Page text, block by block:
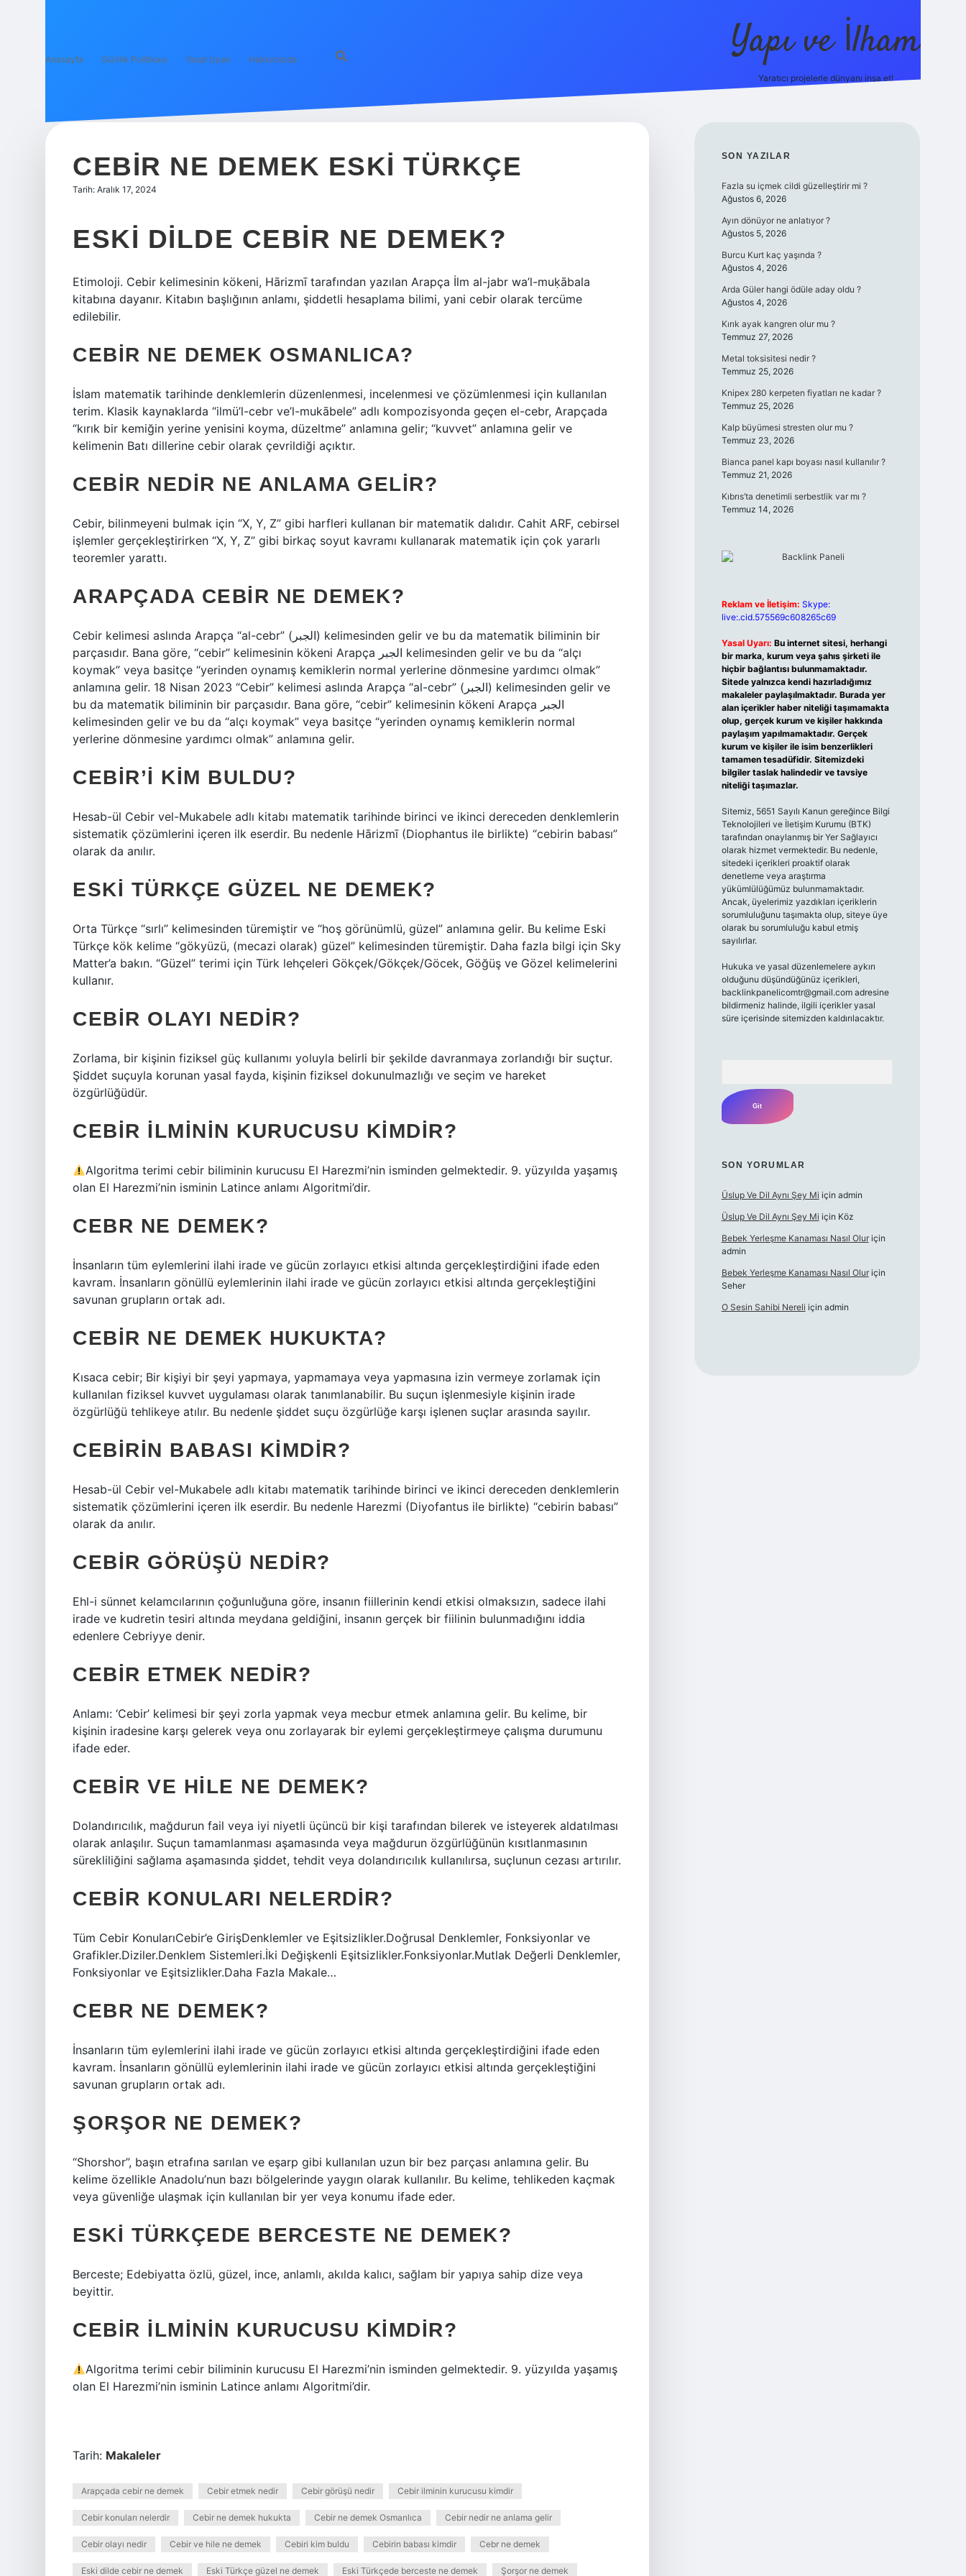
Anasayfa Gizlilik Politikası Yasal Uyarı Hakkımızda Yapı ve İlham
Yaratıcı projelerle dünyanı inşa et!
CEBIR NE DEMEK ESKI TÜRKÇE
Tarih: Aralık 17, 2024
ESKI DILDE CEBIR NE DEMEK?
Etimoloji. Cebir kelimesinin kökeni, Hārizmī tarafından yazılan Arapça İlm al-jabr wa’l-muḳābala
kitabına dayanır. Kitabın başlığının anlamı, şiddetli hesaplama bilimi, yani cebir olarak tercüme
edilebilir.
CEBIR NE DEMEK OSMANLICA?
İslam matematik tarihinde denklemlerin düzenlenmesi, incelenmesi ve çözümlenmesi için kullanılan
terim. Klasik kaynaklarda “ilmü’l-cebr ve’l-mukābele” adlı kompozisyonda geçen el-cebr, Arapçada
“kırık bir kemiğin yerine yenisini koyma, düzeltme” anlamına gelir; “kuvvet” anlamına gelir ve
kelimenin Batı dillerine cebir olarak çevrildiği açıktır.
CEBIR NEDIR NE ANLAMA GELIR?
Cebir, bilinmeyeni bulmak için “X, Y, Z” gibi harfleri kullanan bir matematik dalıdır. Cahit ARF, cebirsel
işlemler gerçekleştirirken “X, Y, Z” gibi birkaç soyut kavramı kullanarak matematik için çok yararlı
teoremler yarattı.
ARAPÇADA CEBIR NE DEMEK?
Cebir kelimesi aslında Arapça “al-cebr” (الجبر) kelimesinden gelir ve bu da matematik biliminin bir
parçasıdır. Bana göre, “cebir” kelimesinin kökeni Arapça الجبر kelimesinden gelir ve bu da “alçı
koymak” veya basitçe “yerinden oynamış kemiklerin normal yerlerine dönmesine yardımcı olmak”
anlamına gelir. 18 Nisan 2023 “Cebir” kelimesi aslında Arapça “al-cebr” (الجبر) kelimesinden gelir ve
bu da matematik biliminin bir parçasıdır. Bana göre, “cebir” kelimesinin kökeni Arapça الجبر
kelimesinden gelir ve bu da “alçı koymak” veya basitçe “yerinden oynamış kemiklerin normal
yerlerine dönmesine yardımcı olmak” anlamına gelir.
CEBIR’I KIM BULDU?
Hesab-ül Cebir vel-Mukabele adlı kitabı matematik tarihinde birinci ve ikinci dereceden denklemlerin
sistematik çözümlerini içeren ilk eserdir. Bu nedenle Hārizmī (Diophantus ile birlikte) “cebirin babası”
olarak da anılır.
ESKI TÜRKÇE GÜZEL NE DEMEK?
Orta Türkçe “sırlı” kelimesinden türemiştir ve “hoş görünümlü, güzel” anlamına gelir. Bu kelime Eski
Türkçe kök kelime “gökyüzü, (mecazi olarak) güzel” kelimesinden türemiştir. Daha fazla bilgi için Sky
Matter’a bakın. “Güzel” terimi için Türk lehçeleri Gökçek/Gökçek/Göcek, Göğüş ve Gözel kelimelerini
kullanır.
CEBIR OLAYI NEDIR?
Zorlama, bir kişinin fiziksel güç kullanımı yoluyla belirli bir şekilde davranmaya zorlandığı bir suçtur.
Şiddet suçuyla korunan yasal fayda, kişinin fiziksel dokunulmazlığı ve seçim ve hareket
özgürlüğüdür.
CEBIR ILMININ KURUCUSU KIMDIR?
Algoritma terimi cebir biliminin kurucusu El Harezmi’nin isminden gelmektedir. 9. yüzyılda yaşamış
olan El Harezmi’nin isminin Latince anlamı Algoritmi’dir.
CEBR NE DEMEK?
İnsanların tüm eylemlerini ilahi irade ve gücün zorlayıcı etkisi altında gerçekleştirdiğini ifade eden
kavram. İnsanların gönüllü eylemlerinin ilahi irade ve gücün zorlayıcı etkisi altında gerçekleştiğini
savunan grupların ortak adı.
CEBIR NE DEMEK HUKUKTA?
Kısaca cebir; Bir kişiyi bir şeyi yapmaya, yapmamaya veya yapmasına izin vermeye zorlamak için
kullanılan fiziksel kuvvet uygulaması olarak tanımlanabilir. Bu suçun işlenmesiyle kişinin irade
özgürlüğü tehlikeye atılır. Bu nedenle şiddet suçu özgürlüğe karşı işlenen suçlar arasında sayılır.
CEBIRIN BABASI KIMDIR?
Hesab-ül Cebir vel-Mukabele adlı kitabı matematik tarihinde birinci ve ikinci dereceden denklemlerin
sistematik çözümlerini içeren ilk eserdir. Bu nedenle Harezmi (Diyofantus ile birlikte) “cebirin babası”
olarak da anılır.
CEBIR GÖRÜŞÜ NEDIR?
Ehl-i sünnet kelamcılarının çoğunluğuna göre, insanın fiillerinin kendi etkisi olmaksızın, sadece ilahi
irade ve kudretin tesiri altında meydana geldiğini, insanın gerçek bir fiilinin bulunmadığını iddia
edenlere Cebriyye denir.
CEBIR ETMEK NEDIR?
Anlamı: ‘Cebir’ kelimesi bir şeyi zorla yapmak veya mecbur etmek anlamına gelir. Bu kelime, bir
kişinin iradesine karşı gelerek veya onu zorlayarak bir eylemi gerçekleştirmeye çalışma durumunu
ifade eder.
CEBIR VE HILE NE DEMEK?
Dolandırıcılık, mağdurun fail veya iyi niyetli üçüncü bir kişi tarafından bilerek ve isteyerek aldatılması
olarak anlaşılır. Suçun tamamlanması aşamasında veya mağdurun özgürlüğünün kısıtlanmasının
sürekliliğini sağlama aşamasında şiddet, tehdit veya dolandırıcılık kullanılırsa, suçlunun cezası artırılır.
CEBIR KONULARI NELERDIR?
Tüm Cebir KonularıCebir’e GirişDenklemler ve Eşitsizlikler.Doğrusal Denklemler, Fonksiyonlar ve
Grafikler.Diziler.Denklem Sistemleri.İki Değişkenli Eşitsizlikler.Fonksiyonlar.Mutlak Değerli Denklemler,
Fonksiyonlar ve Eşitsizlikler.Daha Fazla Makale…
CEBR NE DEMEK?
İnsanların tüm eylemlerini ilahi irade ve gücün zorlayıcı etkisi altında gerçekleştirdiğini ifade eden
kavram. İnsanların gönüllü eylemlerinin ilahi irade ve gücün zorlayıcı etkisi altında gerçekleştiğini
savunan grupların ortak adı.
ŞORŞOR NE DEMEK?
“Shorshor”, başın etrafına sarılan ve eşarp gibi kullanılan uzun bir bez parçası anlamına gelir. Bu
kelime özellikle Anadolu’nun bazı bölgelerinde yaygın olarak kullanılır. Bu kelime, tehlikeden kaçmak
veya güvenliğe ulaşmak için kullanılan bir yer veya konumu ifade eder.
ESKI TÜRKÇEDE BERCESTE NE DEMEK?
Berceste; Edebiyatta özlü, güzel, ince, anlamlı, akılda kalıcı, sağlam bir yapıya sahip dize veya
beyittir.
CEBIR ILMININ KURUCUSU KIMDIR?
Algoritma terimi cebir biliminin kurucusu El Harezmi’nin isminden gelmektedir. 9. yüzyılda yaşamış
olan El Harezmi’nin isminin Latince anlamı Algoritmi’dir.
Tarih: Makaleler
Arapçada cebir ne demek Cebir etmek nedir Cebir görüşü nedir Cebir ilminin kurucusu kimdir
Cebir konuları nelerdir Cebir ne demek hukukta Cebir ne demek Osmanlıca Cebir nedir ne anlama gelir
Cebir olayı nedir Cebir ve hile ne demek Cebiri kim buldu Cebirin babası kimdir Cebr ne demek
Eski dilde cebir ne demek Eski Türkçe güzel ne demek Eski Türkçede berceste ne demek Şorşor ne demek
SIDEBAR
SON YAZILAR
Fazla su içmek cildi güzelleştirir mi ?
Ağustos 6, 2026
Ayın dönüyor ne anlatıyor ?
Ağustos 5, 2026
Burcu Kurt kaç yaşında ?
Ağustos 4, 2026
Arda Güler hangi ödüle aday oldu ?
Ağustos 4, 2026
Kırık ayak kangren olur mu ?
Temmuz 27, 2026
Metal toksisitesi nedir ?
Temmuz 25, 2026
Knipex 280 kerpeten fiyatları ne kadar ?
Temmuz 25, 2026
Kalp büyümesi stresten olur mu ?
Temmuz 23, 2026
Bianca panel kapı boyası nasıl kullanılır ?
Temmuz 21, 2026
Kıbrıs’ta denetimli serbestlik var mı ?
Temmuz 14, 2026
Reklam ve İletişim: Skype:
live:.cid.575569c608265c69
Yasal Uyarı: Bu internet sitesi, herhangi
bir marka, kurum veya şahıs şirketi ile
hiçbir bağlantısı bulunmamaktadır.
Sitede yalnızca kendi hazırladığımız
makaleler paylaşılmaktadır. Burada yer
alan içerikler haber niteliği taşımamakta
olup, gerçek kurum ve kişiler hakkında
paylaşım yapılmamaktadır. Gerçek
kurum ve kişiler ile isim benzerlikleri
tamamen tesadüfidir. Sitemizdeki
bilgiler taslak halindedir ve tavsiye
niteliği taşımazlar.
Sitemiz, 5651 Sayılı Kanun gereğince Bilgi
Teknolojileri ve İletişim Kurumu (BTK)
tarafından onaylanmış bir Yer Sağlayıcı
olarak hizmet vermektedir. Bu nedenle,
sitedeki içerikleri proaktif olarak
denetleme veya araştırma
yükümlülüğümüz bulunmamaktadır.
Ancak, üyelerimiz yazdıkları içeriklerin
sorumluluğunu taşımakta olup, siteye üye
olarak bu sorumluluğu kabul etmiş
sayılırlar.
Hukuka ve yasal düzenlemelere aykırı
olduğunu düşündüğünüz içerikleri,
backlinkpanelicomtr@gmail.comadresine
bildirmeniz halinde, ilgili içerikler yasal
süre içerisinde sitemizden kaldırılacaktır.
SON YORUMLAR
Üslup Ve Dil Aynı Şey Mi için admin
Üslup Ve Dil Aynı Şey Mi için Köz
Bebek Yerleşme Kanaması Nasıl Oluriçin
admin
Bebek Yerleşme Kanaması Nasıl Oluriçin
Seher
O Sesin Sahibi Nereli için admin